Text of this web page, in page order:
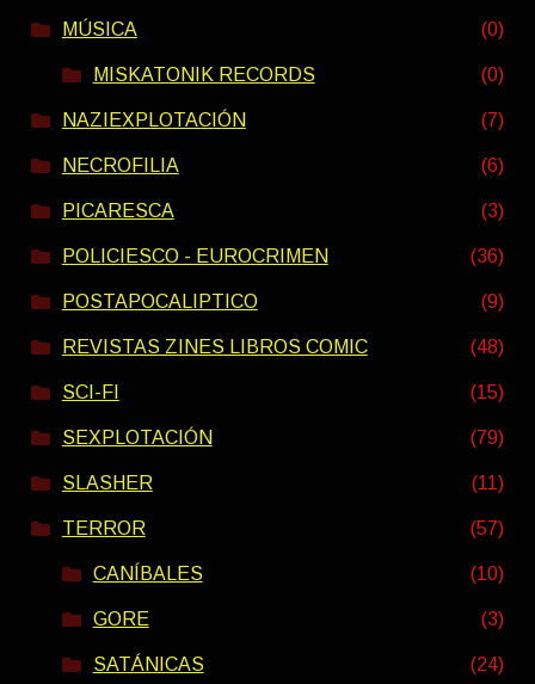
MÚSICA (0)
MISKATONIK RECORDS (0)
NAZIEXPLOTACIÓN (7)
NECROFILIA (6)
PICARESCA (3)
POLICIESCO - EUROCRIMEN (36)
POSTAPOCALIPTICO (9)
REVISTAS ZINES LIBROS COMIC (48)
SCI-FI (15)
SEXPLOTACIÓN (79)
SLASHER (11)
TERROR (57)
CANÍBALES (10)
GORE (3)
SATÁNICAS (24)